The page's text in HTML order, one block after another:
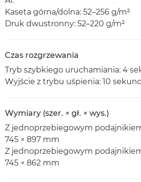
Kaseta górna/dolna: 52–256 g/m²
Druk dwustronny: 52–220 g/m²
Czas rozgrzewania
Tryb szybkiego uruchamiania: 4
Wyjście z trybu uśpienia: 10 sekund
Wymiary (szer. × gł. × wys.)
Z jednoprzebiegowym podajnikiem
745 × 897 mm
Z jednoprzebiegowym podajnikiem
745 × 862 mm